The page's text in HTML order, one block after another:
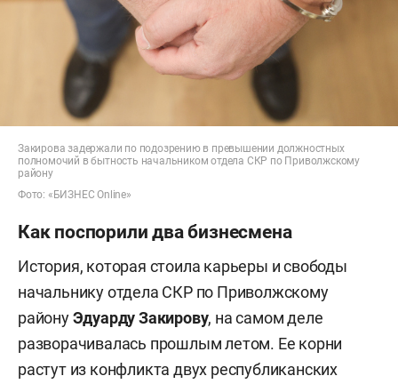
Закирова задержали по подозрению в превышении должностных
полномочий в бытность начальником отдела СКР по Приволжскому
району
Фото: «БИЗНЕС Online»
Как поспорили два бизнесмена
История, которая стоила карьеры и свободы
начальнику отдела СКР по Приволжскому
районуЭдуарду Закирову, на самом деле
разворачивалась прошлым летом. Ее корни
растут из конфликта двух республиканских